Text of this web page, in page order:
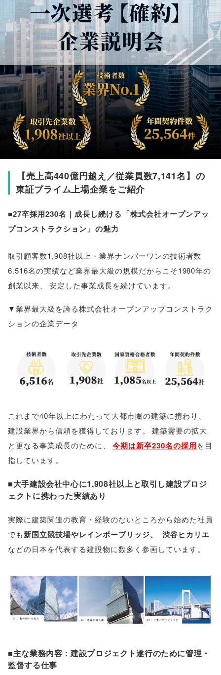
【売上高440億円越え／従業員数7,141名】 の
東証プライム上場企業をご紹介
■27卒採用230名｜成長し続ける 「株式会社オープンアッ
プコンストラクション」 の魅力
取引顧客数1,908社以上・業界ナンバーワンの技術者数
6.516名の実績など業界最大級の規模だからこそ1980年の
創業以来
安定した事業成長を続けています。
▼業界最大級を誇る株式会社オープンアップコンストラク
ションの企業データ
これまで40年以上にわたって大都市圏の建築に携わり
建設業界から信頼を獲得しております。
建築需要の拡大
と更なる事業成長のために
今期は新卒230名の採用を目
指しています。
■大手建設会社中心に1,908社以上と取引し建設プロジ
ェクトに携わった実績あり
実際に建築関連の教育・経験のないところから始めた社員
でも新国立競技場やレインボーブリッジ、 渋谷ヒカリエ
などの日本を代表する建設物に数多く参画しています。
■主な業務内容：建設プロジェクト遂行のために管理・
監督する仕事